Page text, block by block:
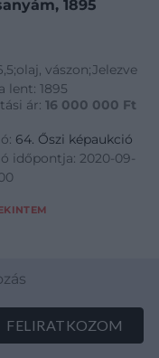
1895
vászon;Jelezve
lent: 1895
ár: 16 000 000 Ft
64. Őszi képaukció
időpontja: 2020-09-